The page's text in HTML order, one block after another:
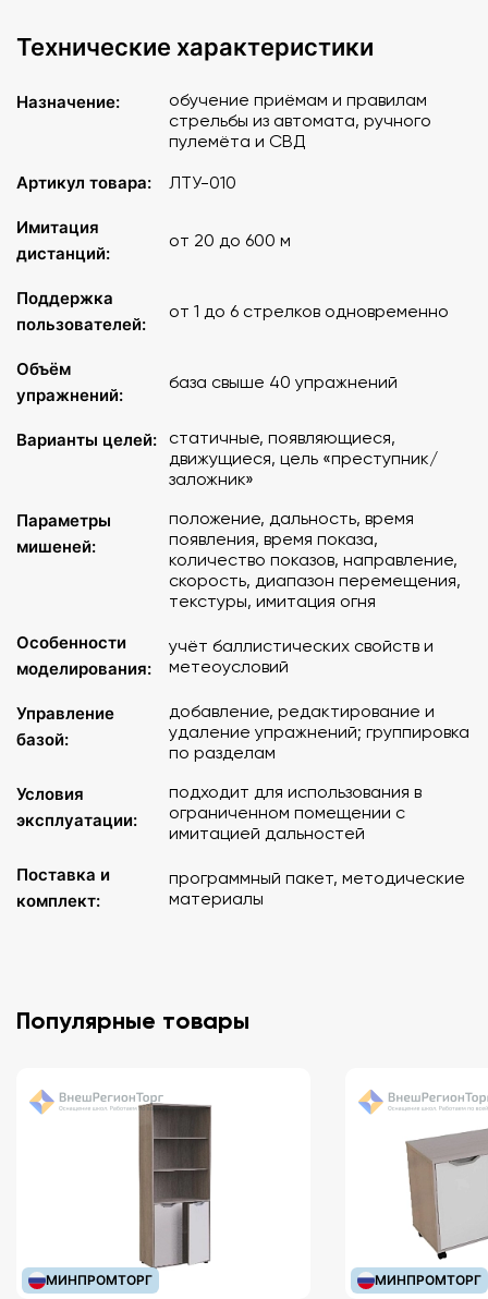
разделам.
Программа позволяет:
- обучить первоначальным навыкам стрельбы
- обучить профессиональным приемам владения
- своевременно выявить ошибки и предотвратить их
закрепление
- проводить зачетные стрельбы и соревнования
Достоинства:
- обучение одновременно до 6 стрелков
- имитация дальности стрельбы 20-600 м в небольшом
помещении
- учет баллистических и конструктивных характеристик
оружия
- учет метеорологических условий стрельбы
- учебно-методический курс из более 40 упражнений
- редактирование и создание упражнений любой
Программа делает стрелковую тренировку наглядной,
понятной, интересной и результативной.
Технические характеристики
Назначение:
обучение приёмам и правилам
стрельбы из автомата, ручного
пулемёта и СВД
Артикул товара:
ЛТУ-010
Имитация
дистанций:
от 20 до 600 м
Поддержка
пользователей:
от 1 до 6 стрелков одновременно
Объём
упражнений:
база свыше 40 упражнений
Варианты целей:
статичные, появляющиеся,
движущиеся, цель «преступник/
заложник»
Параметры
мишеней:
положение, дальность, время
появления, время показа,
количество показов, направление,
скорость, диапазон перемещения,
текстуры, имитация огня
Особенности
моделирования:
учёт баллистических свойств и
метеоусловий
Управление
базой:
добавление, редактирование и
удаление упражнений; группировка
по разделам
Условия
эксплуатации:
подходит для использования в
ограниченном помещении с
имитацией дальностей
Поставка и
комплект:
программный пакет, методические
материалы
Популярные товары
МИНПРОМТОРГ МИНПРОМТОРГ